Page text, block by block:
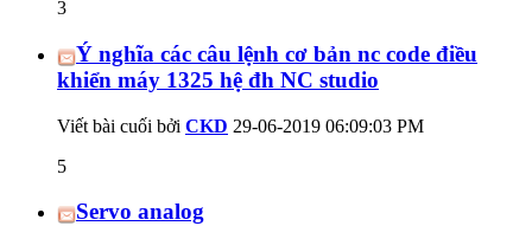
3
Ý nghĩa các câu lệnh cơ bản nc code điều
khiển máy 1325 hệ đh NC studio
Viết bài cuối bởi CKD 29-06-2019 06:09:03 PM
5
Servo analog